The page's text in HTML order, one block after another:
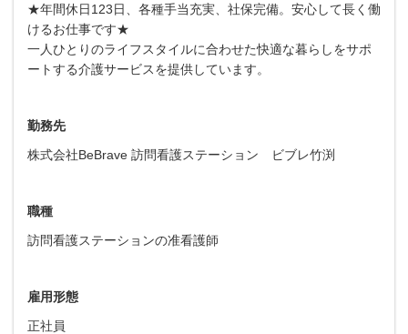
★年間休日123日、各種手当充実、社保完備。安心して長く働
けるお仕事です★
一人ひとりのライフスタイルに合わせた快適な暮らしをサポ
ートする介護サービスを提供しています。
勤務先
株式会社BeBrave 訪問看護ステーション ビブレ竹渕
職種
訪問看護ステーションの准看護師
雇用形態
正社員